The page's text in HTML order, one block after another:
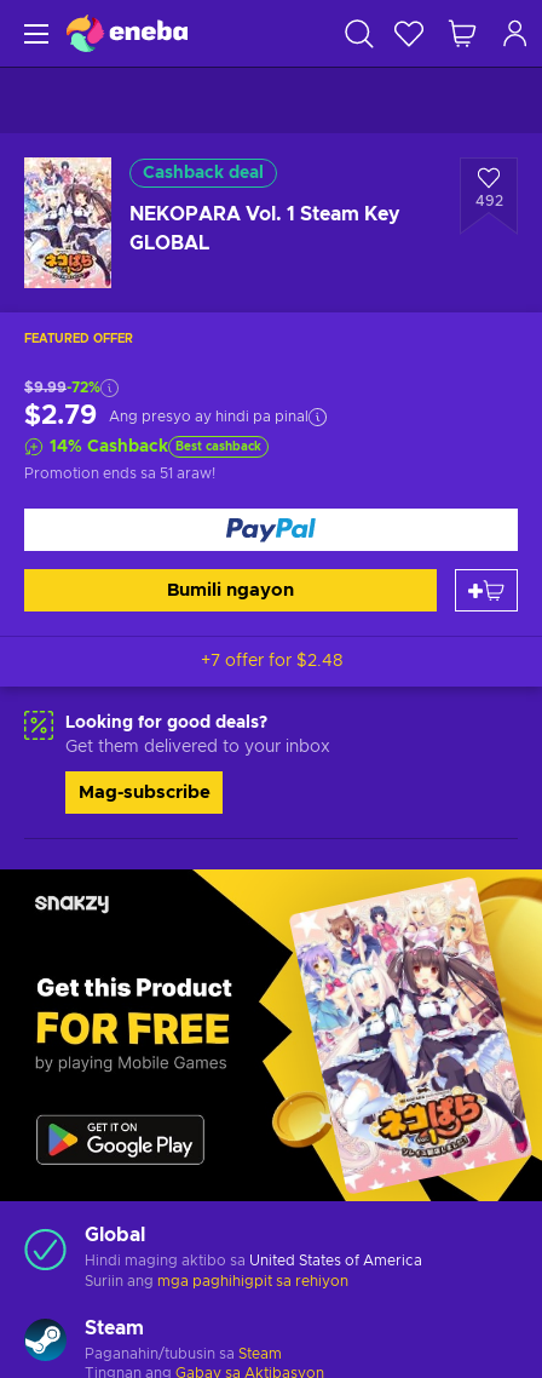
Cashback deal
NEKOPARA Vol. 1 Steam Key
GLOBAL
492
FEATURED OFFER
$9.99-72%
$2.79 Ang presyo ay hindi pa pinal
14% Cashback Best cashback
Promotion ends sa 51 araw!
Bumili ngayon
+7 offer for $2.48
Looking for good deals?
Get them delivered to your inbox
Mag-subscribe
Global
Hindi maging aktibo sa United States of America
Suriin ang mga paghihigpit sa rehiyon
Steam
Paganahin/tubusin sa Steam
Tingnan ang Gabay sa Aktibasyon